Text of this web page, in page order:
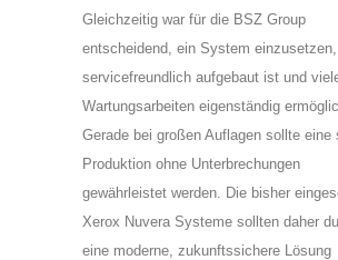
Gleichzeitig war für die BSZ Group
entscheidend, ein System
servicefreundlich aufgebaut ist und
Wartungsarbeiten eigenständig
Gerade bei großen Auflagen sollte eine
Produktion ohne Unterbrechungen
gewährleistet werden. Die bisher
Xerox Nuvera Systeme sollten daher
eine moderne, zukunftssichere Lösung